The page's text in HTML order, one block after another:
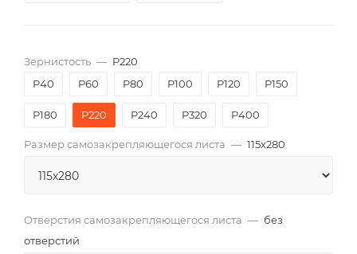
Зернистость — P220
P40
P60 P80 P100 P120 P150
P180 P220 P240 P320 P400
Размер самозакрепляющегося листа — 115х280
Отверстия самозакрепляющегося листа — без
отверстий